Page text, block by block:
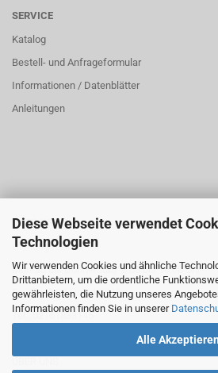
Diese Webseite verwendet
Technologien
Wir verwenden Cookies und ähnliche
Drittanbietern, um die ordentliche
gewährleisten, die Nutzung unseres
Informationen finden Sie in unserer
Alle Akzeptieren
SERVICE
Katalog
Bestell- und Anfrageformular
Informationen / Datenblätter
Anleitungen
ÜBER UNS
Öffnungszeiten:
Montag bis Donnerstag: 8:00 bis 16:00 Uhr
Freitag: 8:00 bis 14:00 Uhr
Tel.: 02161833145